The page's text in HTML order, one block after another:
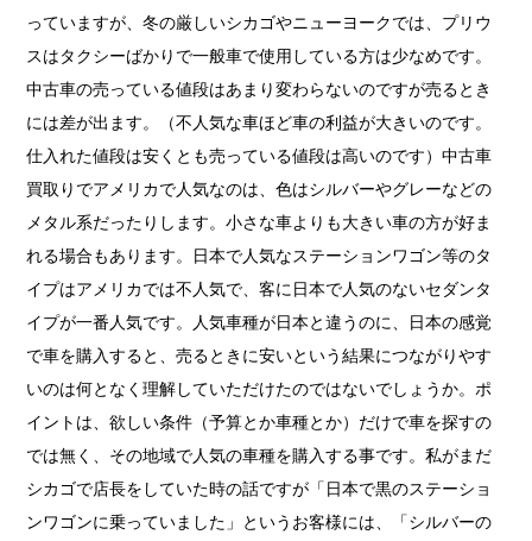
っていますが、冬の厳しいシカゴやニューヨークでは、プリウ
スはタクシーばかりで一般車で使用している方は少なめです。
中古車の売っている値段はあまり変わらないのですが売るとき
には差が出ます。（不人気な車ほど車の利益が大きいのです。
仕入れた値段は安くとも売っている値段は高いのです）中古車
買取りでアメリカで人気なのは、色はシルバーやグレーなどの
メタル系だったりします。小さな車よりも大きい車の方が好ま
れる場合もあります。日本で人気なステーションワゴン等のタ
イプはアメリカでは不人気で、客に日本で人気のないセダンタ
イプが一番人気です。人気車種が日本と違うのに、日本の感覚
で車を購入すると、売るときに安いという結果につながりやす
いのは何となく理解していただけたのではないでしょうか。ポ
イントは、欲しい条件（予算とか車種とか）だけで車を探すの
では無く、その地域で人気の車種を購入する事です。私がまだ
シカゴで店長をしていた時の話ですが「日本で黒のステーショ
ンワゴンに乗っていました」というお客様には、「シルバーの